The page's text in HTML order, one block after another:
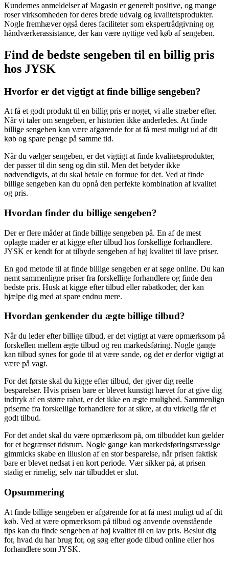
Kundernes anmeldelser af Magasin er generelt positive, og mange
roser virksomheden for deres brede udvalg og kvalitetsprodukter.
Nogle fremhæver også deres faciliteter som ekspertrådgivning og
håndværkerassistance, der kan være nyttige ved køb af sengeben.
Find de bedste sengeben til en billig pris
hos JYSK
Hvorfor er det vigtigt at finde billige sengeben?
At få et godt produkt til en billig pris er noget, vi alle stræber efter.
Når vi taler om sengeben, er historien ikke anderledes. At finde
billige sengeben kan være afgørende for at få mest muligt ud af dit
køb og spare penge på samme tid.
Når du vælger sengeben, er det vigtigt at finde kvalitetsprodukter,
der passer til din seng og din stil. Men det betyder ikke
nødvendigvis, at du skal betale en formue for det. Ved at finde
billige sengeben kan du opnå den perfekte kombination af kvalitet
og pris.
Hvordan finder du billige sengeben?
Der er flere måder at finde billige sengeben på. En af de mest
oplagte måder er at kigge efter tilbud hos forskellige forhandlere.
JYSK er kendt for at tilbyde sengeben af høj kvalitet til lave priser.
En god metode til at finde billige sengeben er at søge online. Du kan
nemt sammenligne priser fra forskellige forhandlere og finde den
bedste pris. Husk at kigge efter tilbud eller rabatkoder, der kan
hjælpe dig med at spare endnu mere.
Hvordan genkender du ægte billige tilbud?
Når du leder efter billige tilbud, er det vigtigt at være opmærksom på
forskellen mellem ægte tilbud og ren markedsføring. Nogle gange
kan tilbud synes for gode til at være sande, og det er derfor vigtigt at
være på vagt.
For det første skal du kigge efter tilbud, der giver dig reelle
besparelser. Hvis prisen bare er blevet kunstigt hævet for at give dig
indtryk af en større rabat, er det ikke en ægte mulighed. Sammenlign
priserne fra forskellige forhandlere for at sikre, at du virkelig får et
godt tilbud.
For det andet skal du være opmærksom på, om tilbuddet kun gælder
for et begrænset tidsrum. Nogle gange kan markedsføringsmæssige
gimmicks skabe en illusion af en stor besparelse, når prisen faktisk
bare er blevet nedsat i en kort periode. Vær sikker på, at prisen
stadig er rimelig, selv når tilbuddet er slut.
Opsummering
At finde billige sengeben er afgørende for at få mest muligt ud af dit
køb. Ved at være opmærksom på tilbud og anvende ovenstående
tips kan du finde sengeben af høj kvalitet til en lav pris. Beslut dig
for, hvad du har brug for, og søg efter gode tilbud online eller hos
forhandlere som JYSK.